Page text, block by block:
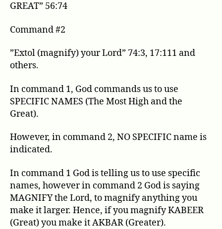
GREAT” 56:74
Command #2
”Extol (magnify) your Lord” 74:3, 17:111 and
others.
In command 1, God commands us to use
SPECIFIC NAMES (The Most High and the
Great).
However, in command 2, NO SPECIFIC name is
indicated.
In command 1 God is telling us to use specific
names, however in command 2 God is saying
MAGNIFY the Lord, to magnify anything you
make it larger. Hence, if you magnify KABEER
(Great) you make it AKBAR (Greater).